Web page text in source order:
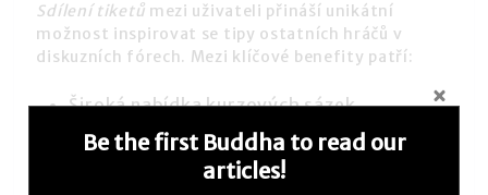
Sdílení tiketů mezi uživateli přináší unikátní
možnost inspirovat se tipy ostatních hráčů v
diskuzních fórech. Mezi klíčové benefity patří:
Široká nabídka kurzových sázek
Možnost okamžitých výběrů na vybrané
účty
Pravidelné bonusové akce pro
Be the first Buddha to read our
articles!